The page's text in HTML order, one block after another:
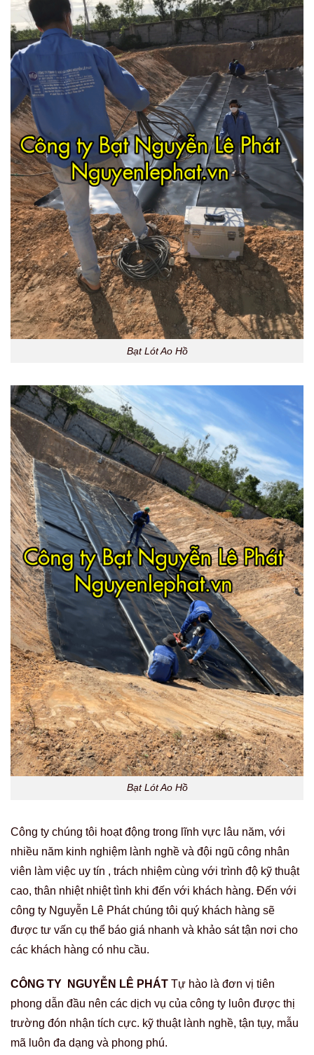
Bạt Lót Ao Hồ
Bạt Lót Ao Hồ
Công ty chúng tôi hoạt động trong lĩnh vực lâu năm, với
nhiều năm kinh nghiệm lành nghề và đội ngũ công nhân
viên làm việc uy tín , trách nhiệm cùng với trình độ kỹ thuật
cao, thân nhiệt nhiệt tình khi đến với khách hàng. Đến với
công ty Nguyễn Lê Phát chúng tôi quý khách hàng sẽ
được tư vấn cụ thể báo giá nhanh và khảo sát tận nơi cho
các khách hàng có nhu cầu.
CÔNG TY NGUYỄN LÊ PHÁT Tự hào là đơn vị tiên
phong dẫn đầu nên các dịch vụ của công ty luôn được thị
trường đón nhận tích cực. kỹ thuật lành nghề, tận tụy, mẫu
mã luôn đa dạng và phong phú.